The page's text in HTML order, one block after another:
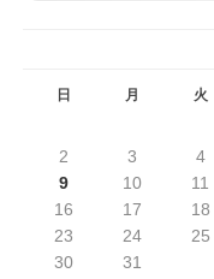
日 月 火
2
3 4
9
10 11
16
17 18
23
24 25
30
31